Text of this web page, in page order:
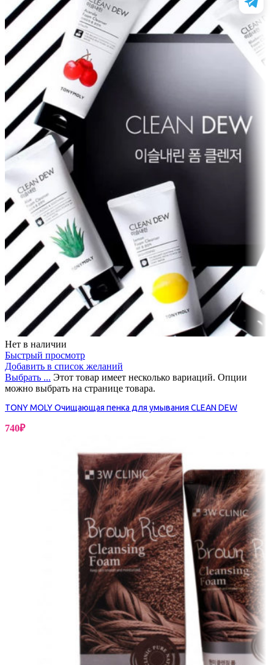
Нет в наличии
Быстрый просмотр
Добавить в список желаний
Выбрать ... Этот товар имеет несколько вариаций. Опции
можно выбрать на странице товара.
TONY MOLY Очищающая пенка для умывания CLEAN DEW
740₽